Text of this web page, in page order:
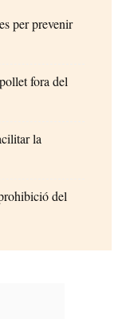
per prevenir
fora del
la
del